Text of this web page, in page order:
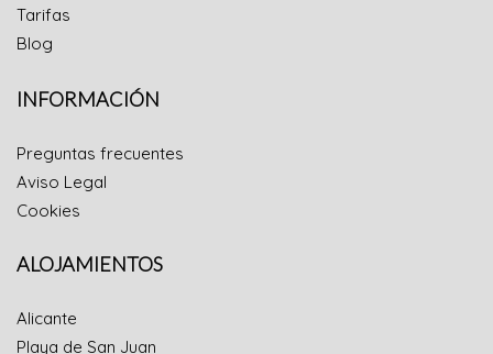
Tarifas
Blog
INFORMACIÓN
Preguntas frecuentes
Aviso Legal
Cookies
ALOJAMIENTOS
Alicante
Playa de San Juan